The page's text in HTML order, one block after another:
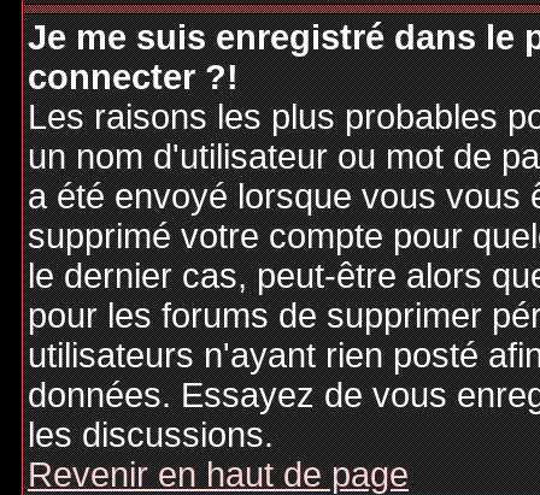
Je me suis enregistré dans le
connecter ?!
Les raisons les plus probables
un nom d'utilisateur ou mot de
a été envoyé lorsque vous vous
supprimé votre compte pour
le dernier cas, peut-être alors
pour les forums de supprimer
utilisateurs n'ayant rien posté
données. Essayez de vous
les discussions.
Revenir en haut de page